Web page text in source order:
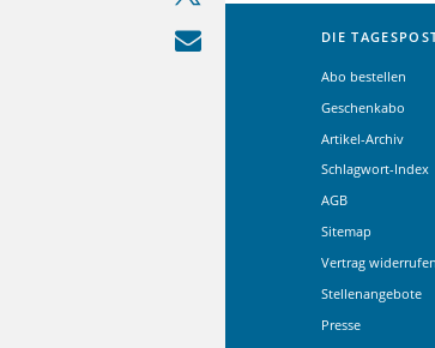
DIE
Abo bestellen
Geschenkabo
Artikel-Archiv
Schlagwort-Index
AGB
Sitemap
Vertrag widerrufen
Stellenangebote
Presse